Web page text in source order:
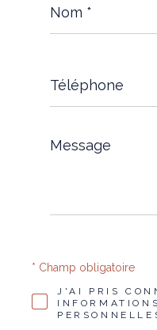
*
Message
*
J'AI PRIS
* Champ obligatoire